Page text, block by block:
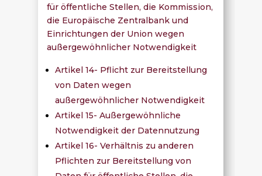
für öffentliche Stellen, die Kommission,
die Europäische Zentralbank und
Einrichtungen der Union wegen
außergewöhnlicher Notwendigkeit
Artikel 14- Pflicht zur Bereitstellung
von Daten wegen
außergewöhnlicher Notwendigkeit
Artikel 15- Außergewöhnliche
Notwendigkeit der Datennutzung
Artikel 16- Verhältnis zu anderen
Pflichten zur Bereitstellung von